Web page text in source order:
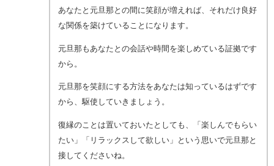
あなたと元旦那との間に笑顔が増えれば、それだけ良好
な関係を築けていることになります。
元旦那もあなたとの会話や時間を楽しめている証拠です
から。
元旦那を笑顔にする方法をあなたは知っているはずです
から、駆使していきましょう。
復縁のことは置いておいたとしても、「楽しんでもらい
たい」「リラックスして欲しい」という思いで元旦那と
接してくださいね。